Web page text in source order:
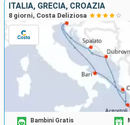
ITALIA, GRECIA, CROAZIA
8 giorni, Costa Deliziosa
Bambini Gratis